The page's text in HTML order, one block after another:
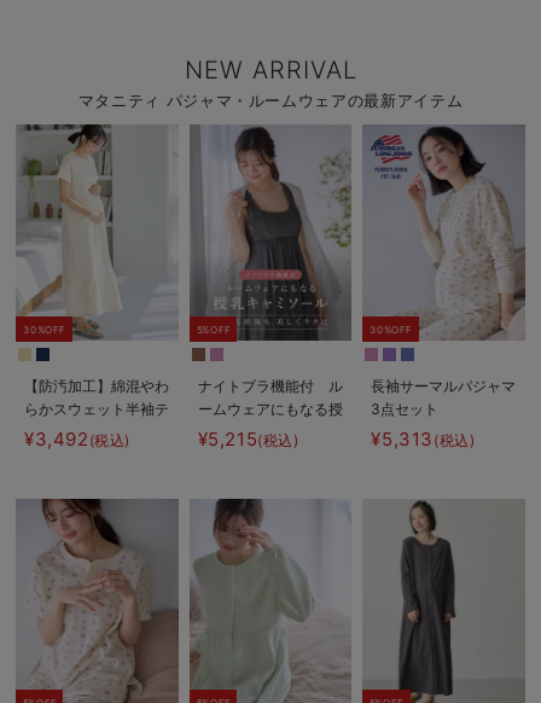
NEW ARRIVAL
マタニティ パジャマ・ルームウェアの最新アイテム
30%OFF
【防汚加工】綿混やわ
らかスウェット半袖テ
ィアードネグリジェ
マタニティ・産後【出
¥3,492 (税込)
5%OFF
ナイトブラ機能付 ル
ームウェアにもなる授
乳キャミソール
¥5,215(税込)
30%OFF
長袖サーマルパジャマ
3点セット
JEMORGAN（ジェー
イーモーガン） ギフ
【出産後も長く使え
¥5,313 (税込)